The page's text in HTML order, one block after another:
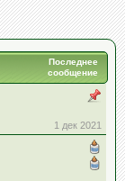
Последнее
сообщение
1 дек 2021